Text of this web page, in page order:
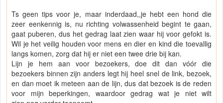
Ts geen tips voor je, maar inderdaad,,je hebt een hond die
zeer eenkennig is, nu richting volwassenheid begint te gaan,
gaat puberen, dus het gedrag laat zien waar hij voor gefokt is.
Wil je het veilig houden voor mens en dier en kind die toevallig
langs komen, zorg dat hij er niet een twee drie bij kan.
Lijn je hem aan voor bezoekers, doe dit dan vóór die
bezoekers binnen zijn anders legt hij heel snel de link, bezoek,
en dan moet ik meteen aan de lijn, dus dat bezoek is de reden
voor mijn beperkingen, waardoor gedrag wat je niet wilt